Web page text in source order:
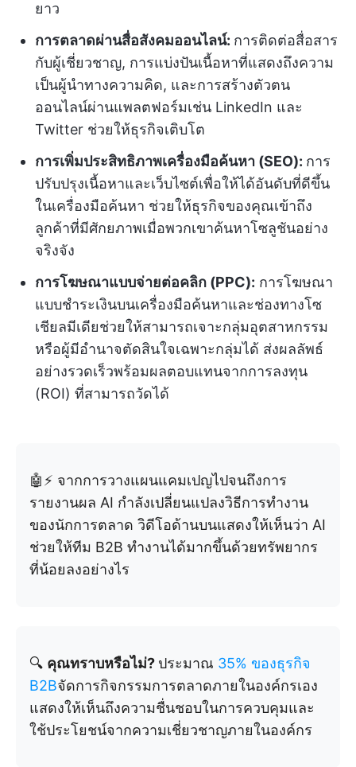
ยาว
การตลาดผ่านสื่อสังคมออนไลน์: การติดต่อสื่อสาร
กับผู้เชี่ยวชาญ, การแบ่งปันเนื้อหาที่แสดงถึงความ
เป็นผู้นำทางความคิด, และการสร้างตัวตน
ออนไลน์ผ่านแพลตฟอร์มเช่น LinkedIn และ
Twitter ช่วยให้ธุรกิจเติบโต
การเพิ่มประสิทธิภาพเครื่องมือค้นหา (SEO): การ
ปรับปรุงเนื้อหาและเว็บไซต์เพื่อให้ได้อันดับที่ดีขึ้น
ในเครื่องมือค้นหา ช่วยให้ธุรกิจของคุณเข้าถึง
ลูกค้าที่มีศักยภาพเมื่อพวกเขาค้นหาโซลูชันอย่าง
จริงจัง
การโฆษณาแบบจ่ายต่อคลิก (PPC): การโฆษณา
แบบชำระเงินบนเครื่องมือค้นหาและช่องทางโซ
เชียลมีเดียช่วยให้สามารถเจาะกลุ่มอุตสาหกรรม
หรือผู้มีอำนาจตัดสินใจเฉพาะกลุ่มได้ ส่งผลลัพธ์
อย่างรวดเร็วพร้อมผลตอบแทนจากการลงทุน
(ROI) ที่สามารถวัดได้
🤖⚡ จากการวางแผนแคมเปญไปจนถึงการ
รายงานผล AI กำลังเปลี่ยนแปลงวิธีการทำงาน
ของนักการตลาด วิดีโอด้านบนแสดงให้เห็นว่า AI
ช่วยให้ทีม B2B ทำงานได้มากขึ้นด้วยทรัพยากร
ที่น้อยลงอย่างไร
🔍 คุณทราบหรือไม่? ประมาณ 35% ของธุรกิจ
B2Bจัดการกิจกรรมการตลาดภายในองค์กรเอง
แสดงให้เห็นถึงความชื่นชอบในการควบคุมและ
ใช้ประโยชน์จากความเชี่ยวชาญภายในองค์กร